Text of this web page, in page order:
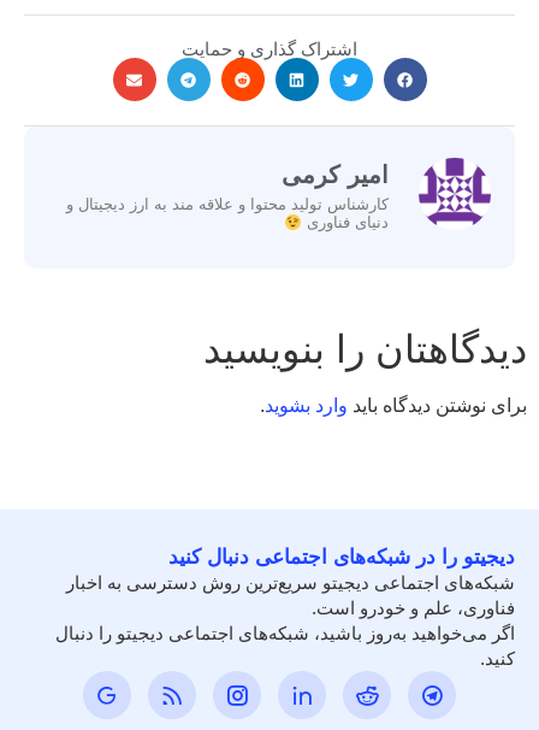
اشتراک گذاری و حمایت
امیر کرمی
کارشناس تولید محتوا و علاقه مند به ارز دیجیتال و
دنیای فناوری
دیدگاهتان را بنویسید
برای نوشتن دیدگاه باید وارد بشوید.
دیجیتو را در شبکه‌های اجتماعی دنبال کنید
شبکه‌های اجتماعی دیجیتو سریع‌ترین روش دسترسی به اخبار
فناوری، علم و خودرو است.
اگر می‌خواهید به‌روز باشید، شبکه‌های اجتماعی دیجیتو را دنبال
کنید.